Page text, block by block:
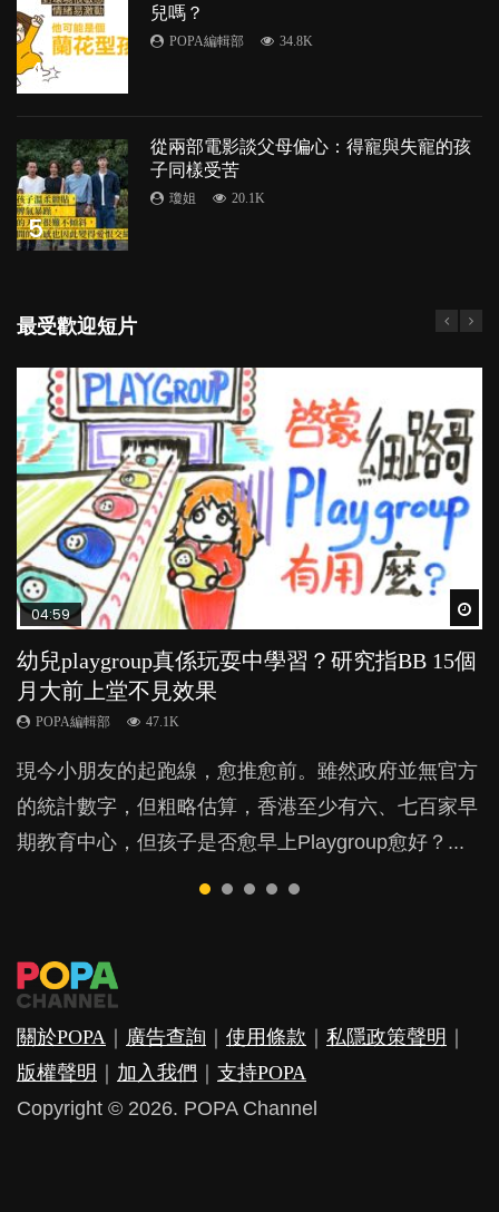
4
兒嗎？
POPA編輯部 34.8K
5
從兩部電影談父母偏心：得寵與失寵的孩
子同樣受苦
瓊姐 20.1K
最受歡迎短片
04:59
幼兒playgroup真係玩耍中學習？研究指BB 15個
月大前上堂不見效果
POPA編輯部 47.1K
現今小朋友的起跑線，愈推愈前。雖然政府並無官方
的統計數字，但粗略估算，香港至少有六、七百家早
期教育中心，但孩子是否愈早上Playgroup愈好？...
03:39
幼稚園遊戲課 如何刺激幼兒自發學習取代獎勵
與懲罰？
POPA編輯部 33.1K
由美國學者所創的 tools of the mind 課程，學生以遊
戲方式學習，學術能力和自制能力亦明顯比其他小朋
友優勝，到底這課程有何特別之處？...
03:02
老公患產後憂鬱症對BB的影響
POPA編輯部 15.9K
鬱，影響日常生活，嚴重的甚至會有自殺，或傷害小
朋友的念頭。但為何爸爸患上產後抑鬱往往難以察
覺？...
04:06
全職好？在職好？｜全職媽媽與在職媽媽的壓
力與價值
POPA編輯部 25.8K
許多媽媽心底可能都有一刻掙扎過：究竟全職好，還
是在職好。雖說每個家庭都有自己的獨特狀況和考慮
因素，但原來全職和在職媽媽所養育的子女其實都各
03:41
BB口腔期乜都放入口，父母該制止還是放手？
POPA編輯部 25.5K
成吮手指的習慣，大個就很難戒，但原來一刀切阻止
他們放東西入口，隨時會影響孩子的身心發展？...
關於POPA 廣告查詢 使用條款 私隱政策聲明
版權聲明
加入我們
支持POPA
Copyright © 2026. POPA Channel